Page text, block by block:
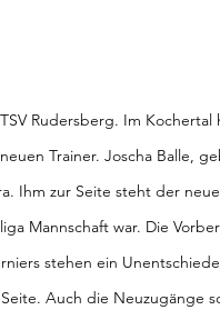
Rudersberg. Im Kochertal
Trainer. Joscha Balle,
Ihm zur Seite steht der
Mannschaft war. Die
stehen ein
Auch die Neuzugänge